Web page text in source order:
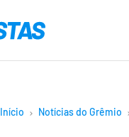
Início Notícias do Grêmio